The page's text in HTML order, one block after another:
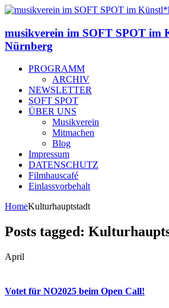
musikverein im SOFT SPOT im
Nürnberg
PROGRAMM
ARCHIV
NEWSLETTER
SOFT SPOT
ÜBER UNS
Musikverein
Mitmachen
Blog
Impressum
DATENSCHUTZ
Filmhauscafé
Einlassvorbehalt
HomeKulturhauptstadt
Posts tagged:
April
Votet für NO2025 beim Open Call!